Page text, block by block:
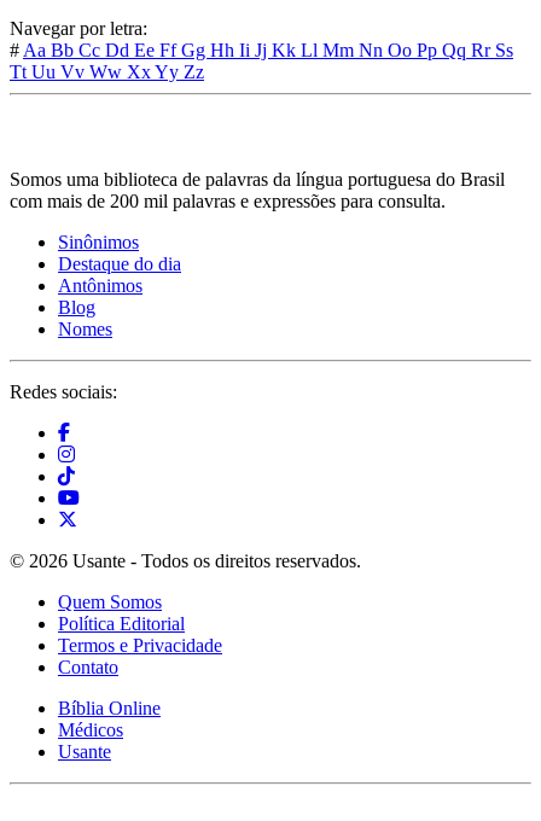
Navegar por letra:
# Aa Bb Cc Dd Ee FfGg Hh Ii Jj Kk Ll Mm Nn Oo Pp Qq Rr Ss
Tt Uu Vv Ww XxYy Zz
Somos uma biblioteca de palavras da língua portuguesa do Brasil
com mais de 200 mil palavras e expressões para consulta.
Sinônimos
Destaque do dia
Antônimos
Blog
Nomes
Redes sociais:
© 2026 Usante - Todos os direitos reservados.
Quem Somos
Política Editorial
Termos e Privacidade
Contato
Bíblia Online
Médicos
Usante